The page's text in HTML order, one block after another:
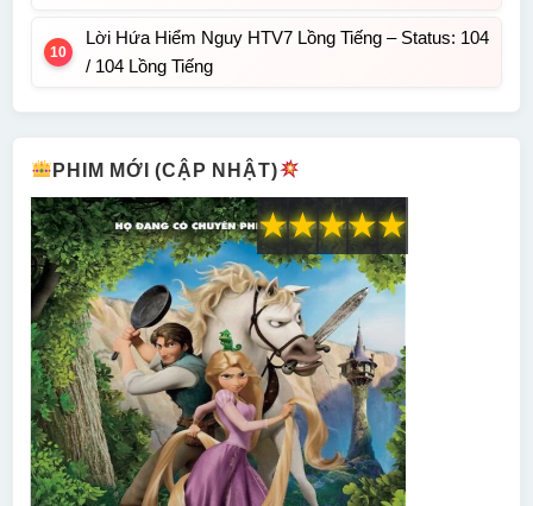
Lời Hứa Hiểm Nguy HTV7 Lồng Tiếng – Status: 104
/ 104 Lồng Tiếng
PHIM MỚI (CẬP NHẬT)
★
★
★
★
★